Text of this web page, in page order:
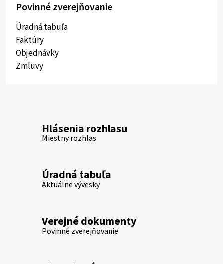
Povinné zverejňovanie
Úradná tabuľa
Faktúry
Objednávky
Zmluvy
Hlásenia rozhlasu
Miestny rozhlas
Úradná tabuľa
Aktuálne vývesky
Verejné dokumenty
Povinné zverejňovanie